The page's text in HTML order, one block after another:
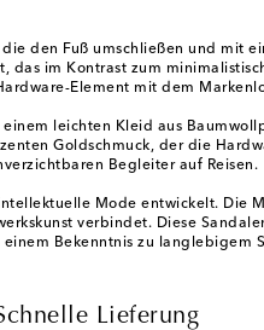
den Fuß umschließen und mit
im Kontrast zum
Element mit dem
leichten Kleid aus
Goldschmuck, der die
Begleiter auf Reisen.
Mode entwickelt. Die
verbindet. Diese
Bekenntnis zu langlebigem
Lieferung